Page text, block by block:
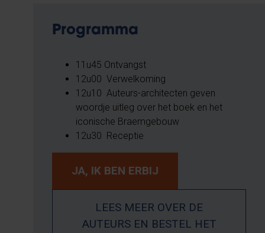
Programma
​11u45 Ontvangst
12u00 Verwelkoming
12u10 Auteurs-architecten geven
woordje uitleg over het boek en het
iconische Braemgebouw
12u30 Receptie
JA, IK BEN ERBIJ
LEES MEER OVER DE
AUTEURS EN BESTEL HET